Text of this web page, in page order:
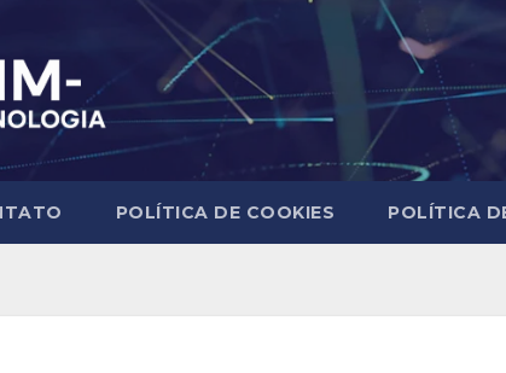
POLÍTICA DE COOKIES POLÍTICA